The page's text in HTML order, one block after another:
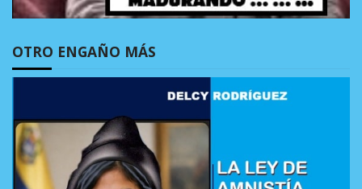
OTRO ENGAÑO MÁS